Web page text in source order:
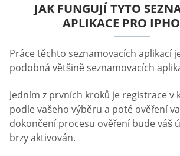
JAK FUNGUJÍ TYTO
APLIKACE PRO
Práce těchto seznamovacích aplikací
podobná většině seznamovacích
Jedním z prvních kroků je registrace v
podle vašeho výběru a poté ověření
dokončení procesu ověření bude váš
brzy aktivován.